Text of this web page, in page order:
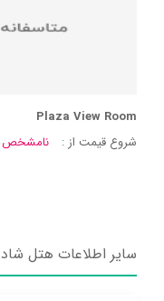
Plaza View Room
شروع قیمت از :
نامشخص
سایر اطلاعات هتل شاد